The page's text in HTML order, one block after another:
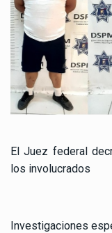
El Juez federal
los involucrados
Investigaciones